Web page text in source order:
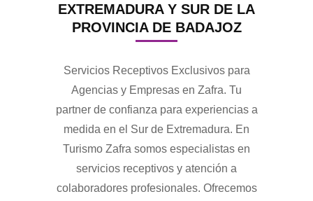
EXTREMADURA Y SUR DE LA
PROVINCIA DE BADAJOZ
Servicios Receptivos Exclusivos para
Agencias y Empresas en Zafra. Tu
partner de confianza para experiencias a
medida en el Sur de Extremadura. En
Turismo Zafra somos especialistas en
servicios receptivos y atención a
colaboradores profesionales. Ofrecemos